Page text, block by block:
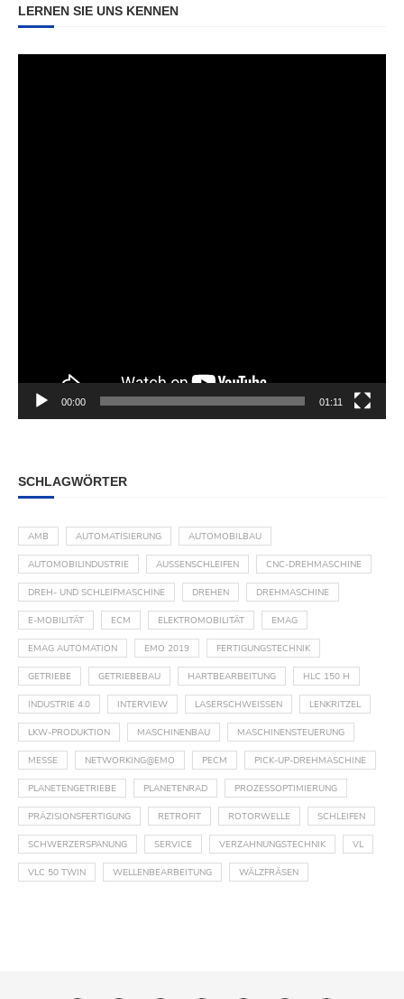
LERNEN SIE UNS KENNEN
00:00 01:11
SCHLAGWÖRTER
AMB AUTOMATISIERUNG AUTOMOBILBAU
AUTOMOBILINDUSTRIE AUSSENSCHLEIFEN CNC-DREHMASCHINE
DREH- UND SCHLEIFMASCHINE DREHEN DREHMASCHINE
E-MOBILITÄT ECM ELEKTROMOBILITÄT EMAG
EMAG AUTOMATION EMO 2019 FERTIGUNGSTECHNIK
GETRIEBE GETRIEBEBAU HARTBEARBEITUNG HLC 150 H
INDUSTRIE 4.0 INTERVIEW LASERSCHWEISSEN LENKRITZEL
LKW-PRODUKTION MASCHINENBAU MASCHINENSTEUERUNG
MESSE NETWORKING@EMO PECM PICK-UP-DREHMASCHINE
PLANETENGETRIEBE PLANETENRAD PROZESSOPTIMIERUNG
PRÄZISIONSFERTIGUNG RETROFIT ROTORWELLE SCHLEIFEN
SCHWERZERSPANUNG SERVICE VERZAHNUNGSTECHNIK VL
VLC 50 TWIN WELLENBEARBEITUNG WÄLZFRÄSEN